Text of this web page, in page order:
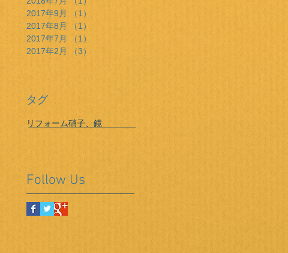
2017年9月
（1）
1件の記事
2017年8月
（1）
1件の記事
2017年7月
（1）
1件の記事
2017年2月
（3） 3件の記事
タグ
リフォーム硝子、鏡
Follow Us